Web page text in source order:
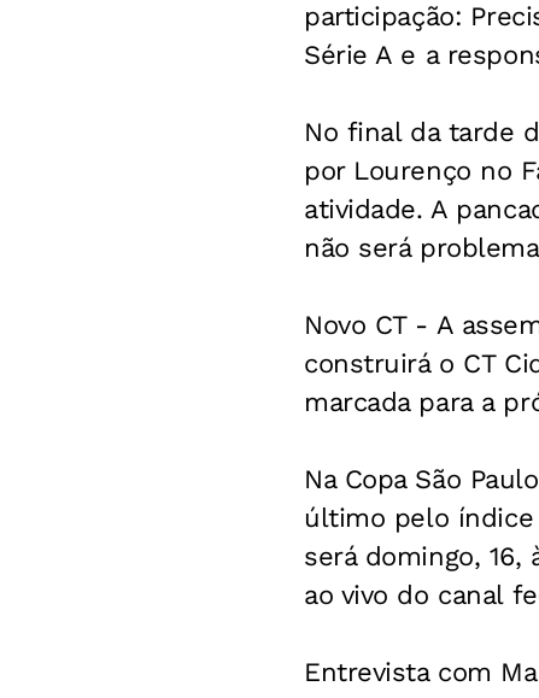
participação:
Série A e a
No final da tarde
por Lourenço no
atividade. A
não será
Novo CT - A
construirá o CT
marcada para a
Na Copa São
último pelo índice
será domingo,
ao vivo do canal
Entrevista com